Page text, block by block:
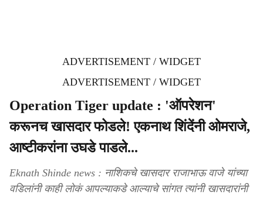
ADVERTISEMENT / WIDGET
ADVERTISEMENT / WIDGET
Operation Tiger update : 'ऑपरेशन'
करूनच खासदार फोडले! एकनाथ शिंदेंनी ओमराजे,
आष्टीकरांना उघडे पाडले...
Eknath Shinde news : नाशिकचे खासदार राजाभाऊ वाजे यांच्या
वडिलांनी काही लोकं आपल्याकडे आल्याचे सांगत त्यांनी खासदारांनी